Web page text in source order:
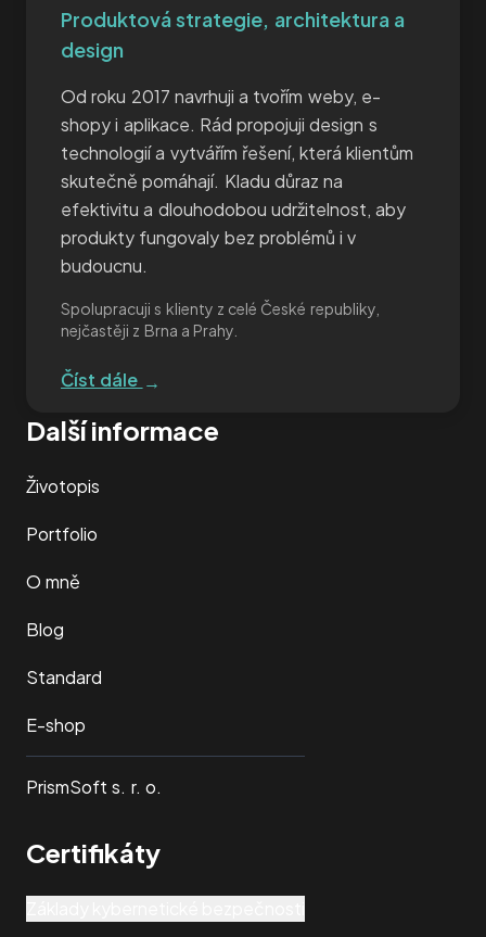
Produktová strategie, architektura a
design
Od roku 2017 navrhuji a tvořím weby, e-
shopy i aplikace. Rád propojuji design s
technologií a vytvářím řešení, která klientům
skutečně pomáhají. Kladu důraz na
efektivitu a dlouhodobou udržitelnost, aby
produkty fungovaly bez problémů i v
budoucnu.
Spolupracuji s klienty z celé České republiky,
nejčastěji z Brna a Prahy.
Číst dále →
Další informace
Životopis
Portfolio
O mně
Blog
Standard
E-shop
PrismSoft s. r. o.
Certifikáty